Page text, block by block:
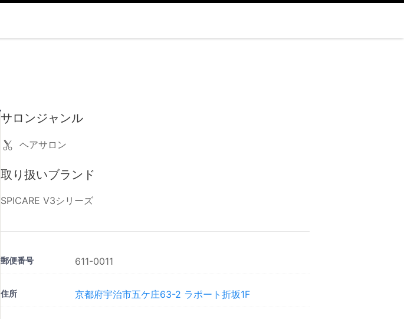
サロンジャンル
ヘアサロン
取り扱いブランド
SPICARE V3シリーズ
郵便番号 611-0011
住所 京都府宇治市五ケ庄63-2 ラポート折坂1F